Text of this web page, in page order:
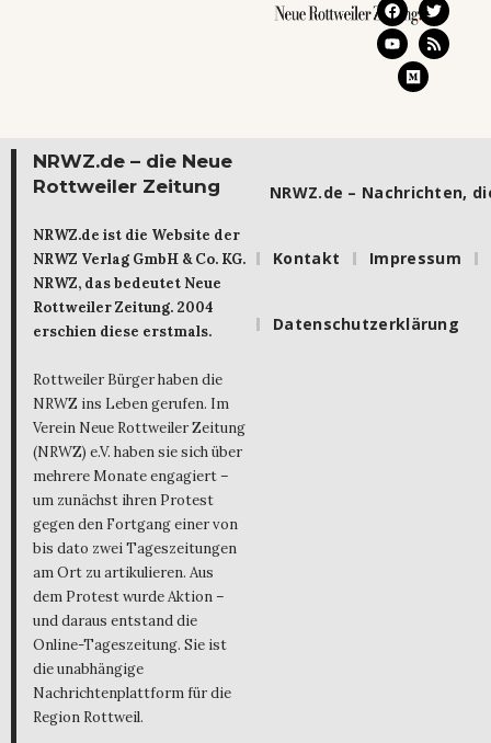
NRWZ.de – die Neue
Rottweiler Zeitung
NRWZ.de ist die Website der
NRWZ Verlag GmbH & Co. KG.
NRWZ, das bedeutet Neue
Rottweiler Zeitung. 2004
erschien diese erstmals.
Rottweiler Bürger haben die
NRWZ ins Leben gerufen. Im
Verein Neue Rottweiler Zeitung
(NRWZ) e.V. haben sie sich über
mehrere Monate engagiert –
um zunächst ihren Protest
gegen den Fortgang einer von
bis dato zwei Tageszeitungen
am Ort zu artikulieren. Aus
dem Protest wurde Aktion –
und daraus entstand die
Online-Tageszeitung. Sie ist
die unabhängige
Nachrichtenplattform für die
Region Rottweil.
NRWZ.de – Nachrichten,
Kontakt Impressum
Datenschutzerklärung